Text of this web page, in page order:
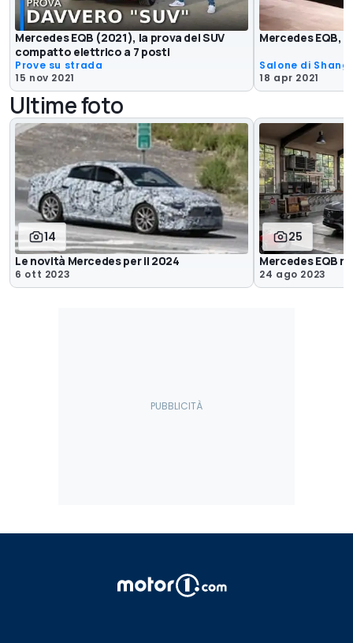
Mercedes EQB (2021), la prova del SUV
compatto elettrico a 7 posti
Prove su strada
15 nov 2021
Mercedes EQB,
Salone di
18 apr 2021
Ultime foto
14
Le novità Mercedes per il 2024
6 ott 2023
25
Mercedes EQB
24 ago 2023